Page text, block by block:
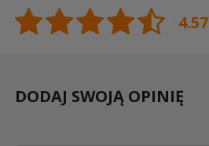
4.57
DODAJ SWOJĄ OPINIĘ